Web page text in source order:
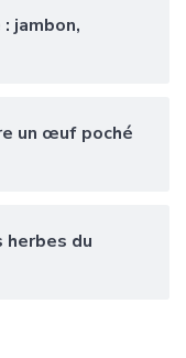
jambon,
un œuf poché
herbes du